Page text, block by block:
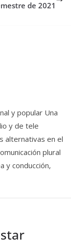
de 2021
y popular Una
y de tele
alternativas en el
plural
y conducción,